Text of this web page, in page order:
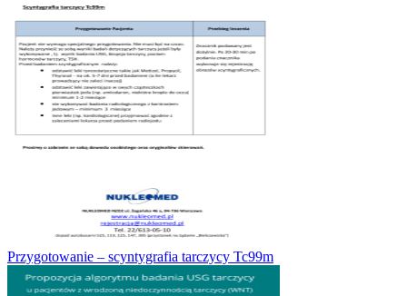
Przygotowanie – scyntygrafia tarczycy Tc99m